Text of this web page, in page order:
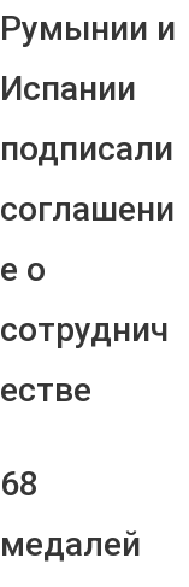
Румынии и
Испании
подписали
соглашени
е о
сотруднич
естве
68
медалей